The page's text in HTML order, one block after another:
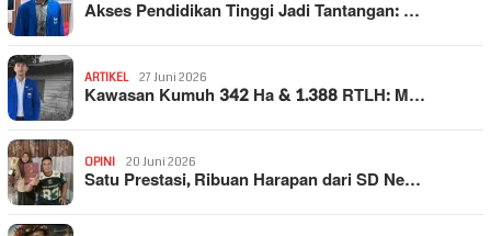
Akses Pendidikan Tinggi Jadi Tantangan: …
ARTIKEL 27 Juni 2026
Kawasan Kumuh 342 Ha & 1.388 RTLH: M…
OPINI 20 Juni 2026
Satu Prestasi, Ribuan Harapan dari SD Ne…